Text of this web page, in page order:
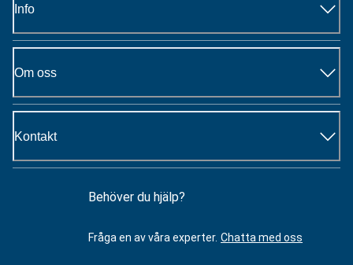
Info
Om oss
Kontakt
Behöver du hjälp?
Fråga en av våra experter. Chatta med oss